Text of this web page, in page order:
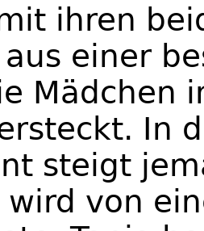
ihren
aus einer
Mädchen
In
steigt
von